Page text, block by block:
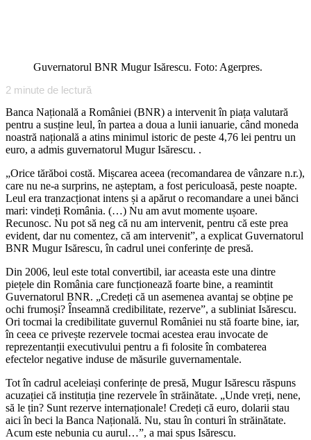
Guvernatorul BNR Mugur Isărescu. Foto: Agerpres.
2 minute de lectură
Banca Națională a României (BNR) a intervenit în piața valutară
pentru a susține leul, în partea a doua a lunii ianuarie, când moneda
noastră națională a atins minimul istoric de peste 4,76 lei pentru un
euro, a admis guvernatorul Mugur Isărescu. .
„Orice tărăboi costă. Mișcarea aceea (recomandarea de vânzare n.r.),
care nu ne-a surprins, ne așteptam, a fost periculoasă, peste noapte.
Leul era tranzacționat intens și a apărut o recomandare a unei bănci
mari: vindeți România. (…) Nu am avut momente ușoare.
Recunosc. Nu pot să neg că nu am intervenit, pentru că este prea
evident, dar nu comentez, că am intervenit”, a explicat Guvernatorul
BNR Mugur Isărescu, în cadrul unei conferințe de presă.
Din 2006, leul este total convertibil, iar aceasta este una dintre
piețele din România care funcționează foarte bine, a reamintit
Guvernatorul BNR. „Credeți că un asemenea avantaj se obține pe
ochi frumoși? Înseamnă credibilitate, rezerve”, a subliniat Isărescu.
Ori tocmai la credibilitate guvernul României nu stă foarte bine, iar,
în ceea ce privește rezervele tocmai acestea erau invocate de
reprezentanții executivului pentru a fi folosite în combaterea
efectelor negative induse de măsurile guvernamentale.
Tot în cadrul aceleiași conferințe de presă, Mugur Isărescu răspuns
acuzației că instituția ține rezervele în străinătate. „Unde vreți, nene,
să le țin? Sunt rezerve internaționale! Credeți că euro, dolarii stau
aici în beci la Banca Națională. Nu, stau în conturi în străinătate.
Acum este nebunia cu aurul…”, a mai spus Isărescu.